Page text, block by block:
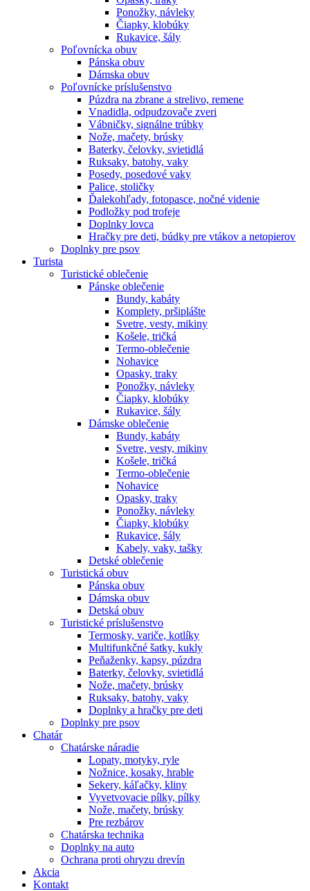
Ponožky, návleky
Čiapky, klobúky
Rukavice, šály
Poľovnícka obuv
Pánska obuv
Dámska obuv
Poľovnícke príslušenstvo
Púzdra na zbrane a strelivo, remene
Vnadidla, odpudzovače zveri
Vábničky, signálne trúbky
Nože, mačety, brúsky
Baterky, čelovky, svietidlá
Ruksaky, batohy, vaky
Posedy, posedové vaky
Palice, stoličky
Ďalekohľady, fotopasce, nočné videnie
Podložky pod trofeje
Doplnky lovca
Hračky pre deti, búdky pre vtákov a netopierov
Doplnky pre psov
Turista
Turistické oblečenie
Pánske oblečenie
Bundy, kabáty
Komplety, pršiplášte
Svetre, vesty, mikiny
Košele, tričká
Termo-oblečenie
Nohavice
Opasky, traky
Ponožky, návleky
Čiapky, klobúky
Rukavice, šály
Dámske oblečenie
Bundy, kabáty
Svetre, vesty, mikiny
Košele, tričká
Termo-oblečenie
Nohavice
Opasky, traky
Ponožky, návleky
Čiapky, klobúky
Rukavice, šály
Kabely, vaky, tašky
Detské oblečenie
Turistická obuv
Pánska obuv
Dámska obuv
Detská obuv
Turistické príslušenstvo
Termosky, variče, kotlíky
Multifunkčné šatky, kukly
Peňaženky, kapsy, púzdra
Baterky, čelovky, svietidlá
Nože, mačety, brúsky
Ruksaky, batohy, vaky
Doplnky a hračky pre deti
Doplnky pre psov
Chatár
Chatárske náradie
Lopaty, motyky, ryle
Nožnice, kosaky, hrable
Sekery, káľačky, kliny
Vyvetvovacie pílky, pílky
Nože, mačety, brúsky
Pre rezbárov
Chatárska technika
Doplnky na auto
Ochrana proti ohryzu drevín
Akcia
Kontakt